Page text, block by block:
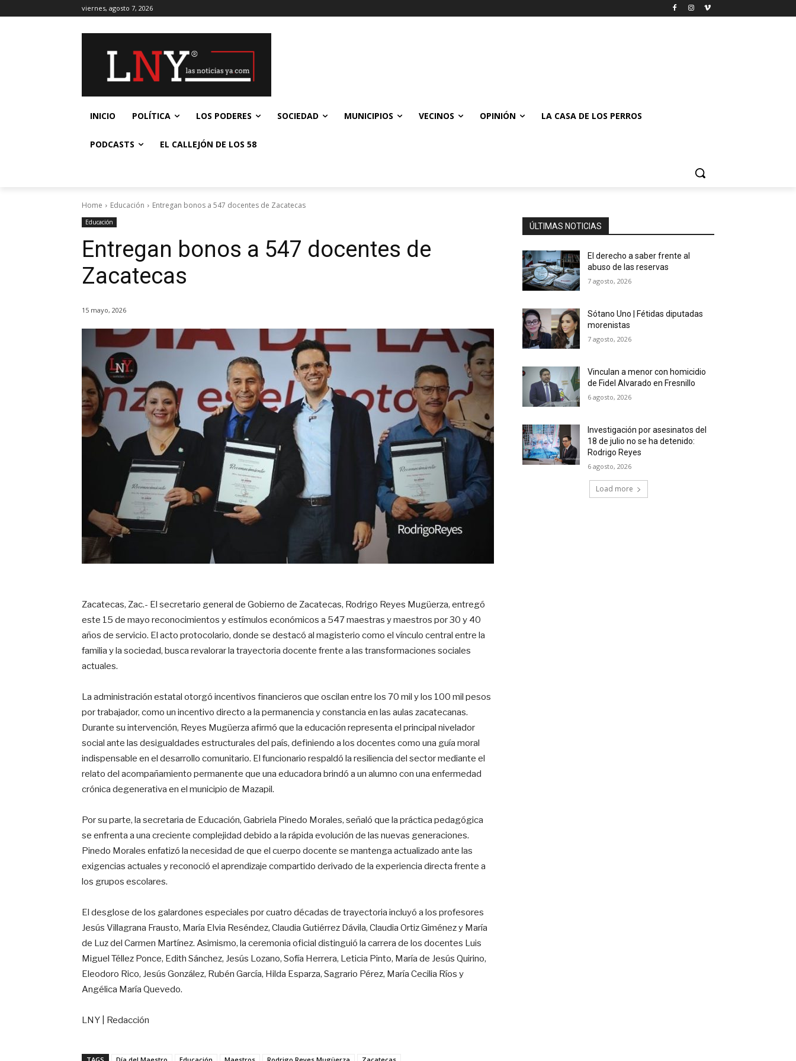
viernes, agosto 7, 2026
INICIO POLÍTICA LOS PODERES SOCIEDAD MUNICIPIOS VECINOS OPINIÓN LA CASA DE LOS PERROS
PODCASTS EL CALLEJÓN DE LOS 58
Home Educación Entregan bonos a 547 docentes de Zacatecas
Educación
Entregan bonos a 547 docentes de
Zacatecas
15 mayo, 2026
Zacatecas, Zac.- El secretario general de Gobierno de Zacatecas, Rodrigo Reyes Mugüerza, entregó
este 15 de mayo reconocimientos y estímulos económicos a 547 maestras y maestros por 30 y 40
años de servicio. El acto protocolario, donde se destacó al magisterio como el vínculo central entre la
familia y la sociedad, busca revalorar la trayectoria docente frente a las transformaciones sociales
actuales.
La administración estatal otorgó incentivos financieros que oscilan entre los 70 mil y los 100 mil pesos
por trabajador, como un incentivo directo a la permanencia y constancia en las aulas zacatecanas.
Durante su intervención, Reyes Mugüerza afirmó que la educación representa el principal nivelador
social ante las desigualdades estructurales del país, definiendo a los docentes como una guía moral
indispensable en el desarrollo comunitario. El funcionario respaldó la resiliencia del sector mediante el
relato del acompañamiento permanente que una educadora brindó a un alumno con una enfermedad
crónica degenerativa en el municipio de Mazapil.
Por su parte, la secretaria de Educación, Gabriela Pinedo Morales, señaló que la práctica pedagógica
se enfrenta a una creciente complejidad debido a la rápida evolución de las nuevas generaciones.
Pinedo Morales enfatizó la necesidad de que el cuerpo docente se mantenga actualizado ante las
exigencias actuales y reconoció el aprendizaje compartido derivado de la experiencia directa frente a
los grupos escolares.
El desglose de los galardones especiales por cuatro décadas de trayectoria incluyó a los profesores
Jesús Villagrana Frausto, María Elvia Reséndez, Claudia Gutiérrez Dávila, Claudia Ortiz Giménez y María
de Luz del Carmen Martínez. Asimismo, la ceremonia oficial distinguió la carrera de los docentes Luis
Miguel Téllez Ponce, Edith Sánchez, Jesús Lozano, Sofía Herrera, Leticia Pinto, María de Jesús Quirino,
Eleodoro Rico, Jesús González, Rubén García, Hilda Esparza, Sagrario Pérez, María Cecilia Ríos y
Angélica María Quevedo.
LNY | Redacción
ÚLTIMAS NOTICIAS
El derecho a saber frente al
abuso de las reservas
7 agosto, 2026
Sótano Uno | Fétidas diputadas
morenistas
7 agosto, 2026
Vinculan a menor con homicidio
de Fidel Alvarado en Fresnillo
6 agosto, 2026
Investigación por asesinatos del
18 de julio no se ha detenido:
Rodrigo Reyes
6 agosto, 2026
Load more